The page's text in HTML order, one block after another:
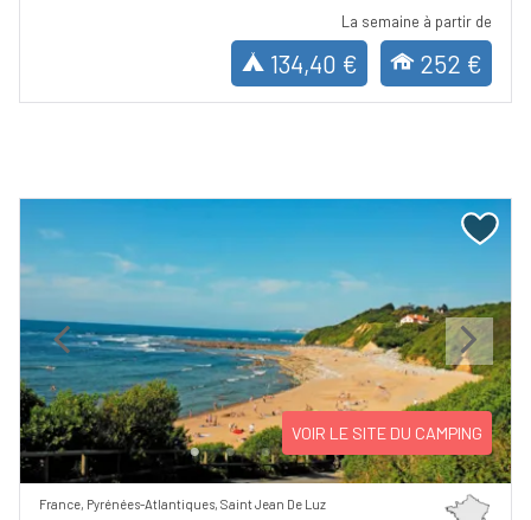
La semaine à partir de
134,40 € 252 €
Previous Next
VOIR LE SITE DU CAMPING
France, Pyrénées-Atlantiques, Saint Jean De Luz